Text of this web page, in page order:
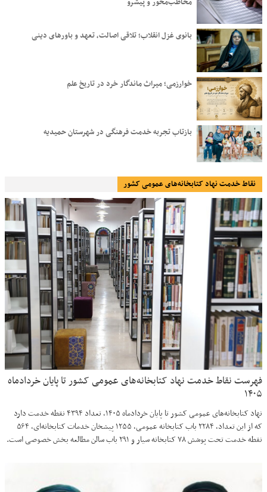
بانوی غزل انقلاب؛ تلاقی اصالت، تعهد و باورهای دینی
خوارزمی؛ میراث ماندگار خرد در تاریخ علم
بازتاب تجربه خدمت فرهنگی در شهرستان حمیدیه
نقاط خدمت نهاد کتابخانه‌های عمومی کشور
فهرست نقاط خدمت نهاد کتابخانه‌های عمومی کشور تا پایان خردادماه
۱۴۰۵
نهاد کتابخانه‌های عمومی کشور تا پایان خردادماه ۱۴۰۵، تعداد ۴۳۹۴ نقطه خدمت دارد
که از این تعداد، ۲۲۸۴ باب کتابخانه عمومی، ۱۲۵۵ پیشخان خدمات کتابخانه‌ای، ۵۶۴
نقطه خدمت تحت پوشش ۷۸ کتابخانه سیار و ۲۹۱ باب سالن مطالعه بخش خصوصی است.